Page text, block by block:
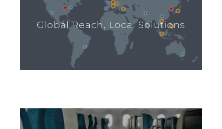
Global Reach, Local Solutions